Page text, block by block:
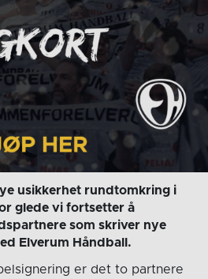
usikkerhet rundtomkring i
glede vi fortsetter å
som skriver nye
Elverum Håndball.
er det to partnere